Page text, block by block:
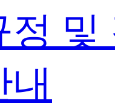
정 및
내